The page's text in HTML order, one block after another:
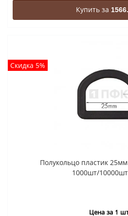
Купить за
Скидка 5%
Полукольцо пластик
1000шт/
Цена за 1